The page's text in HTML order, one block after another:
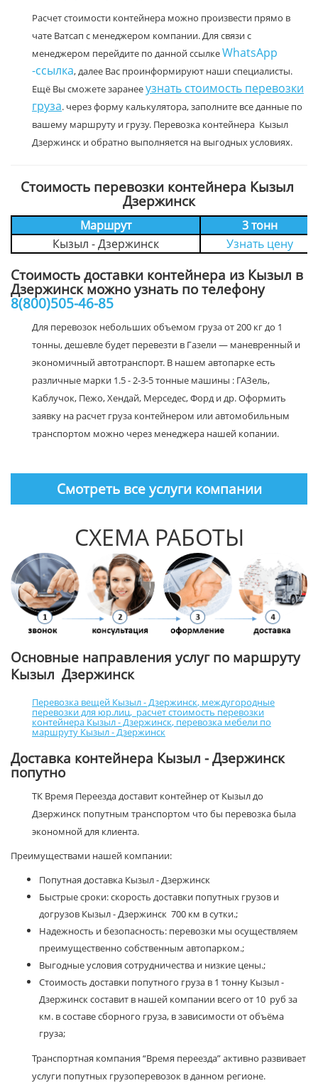
Расчет стоимости контейнера можно произвести прямо в
чате Ватсап с менеджером компании. Для связи с
менеджером перейдите по данной ссылкеWhatsApp
-ссылка, далее Вас проинформируют наши специалисты.
Ещё Вы сможете заранееузнать стоимость перевозки
груза. через форму калькулятора, заполните все данные по
вашему маршруту и грузу. Перевозка контейнера Кызыл
Дзержинск и обратно выполняется на выгодных условиях.
Стоимость перевозки контейнера Кызыл
Дзержинск
Маршрут
3 тонн
Кызыл - Дзержинск
Узнать цену
Стоимость доставки контейнера из Кызыл в
Дзержинск можно узнать по телефону
8(800)505-46-85
Для перевозок небольших объемом груза от 200 кг до 1
тонны, дешевле будет перевезти в Газели — маневренный и
экономичный автотранспорт. В нашем автопарке есть
различные марки 1.5 - 2-3-5 тонные машины : ГАЗель,
Каблучок, Пежо, Хендай, Мерседес, Форд и др. Оформить
заявку на расчет груза контейнером или автомобильным
транспортом можно через менеджера нашей копании.
Смотреть все услуги компании
СХЕМА РАБОТЫ
Основные направления услуг по маршруту
Кызыл Дзержинск
Перевозка вещей Кызыл - Дзержинск, междугородные
перевозки для юр.лиц, расчет стоимость перевозки
контейнера Кызыл - Дзержинск, перевозка мебели по
маршруту Кызыл - Дзержинск
Доставка контейнера Кызыл - Дзержинск
попутно
ТК Время Переезда доставит контейнер от Кызыл до
Дзержинск попутным транспортом что бы перевозка была
экономной для клиента.
Преимуществами нашей компании:
Попутная доставка Кызыл - Дзержинск
Быстрые сроки: скорость доставки попутных грузов и
догрузов Кызыл - Дзержинск 700 км в сутки.;
Надежность и безопасность: перевозки мы осуществляем
преимущественно собственным автопарком.;
Выгодные условия сотрудничества и низкие цены.;
Стоимость доставки попутного груза в 1 тонну Кызыл -
Дзержинск составит в нашей компании всего от 10 руб за
км. в составе сборного груза, в зависимости от объёма
груза;
Транспортная компания “Время переезда” активно развивает
услуги попутных грузоперевозок в данном регионе.